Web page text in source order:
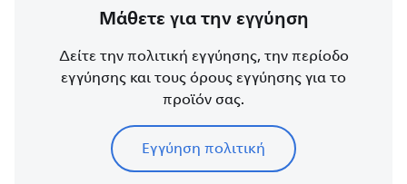
Μάθετε για την εγγύηση
Δείτε την πολιτική εγγύησης, την περίοδο
εγγύησης και τους όρους εγγύησης για το
προϊόν σας.
Εγγύηση πολιτική